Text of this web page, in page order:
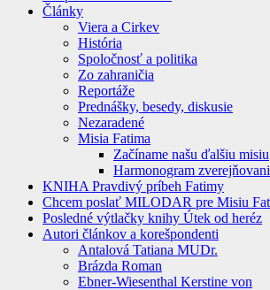
Články
Viera a Cirkev
História
Spoločnosť a politika
Zo zahraničia
Reportáže
Prednášky, besedy, diskusie
Nezaradené
Misia Fatima
Začíname našu ďalšiu misiu
Harmonogram
KNIHA Pravdivý príbeh Fatimy
Chcem poslať MILODAR pre Misiu
Posledné výtlačky knihy Útek od heréz
Autori článkov a korešpondenti
Antalová Tatiana MUDr.
Brázda Roman
Ebner-Wiesenthal Kerstine von